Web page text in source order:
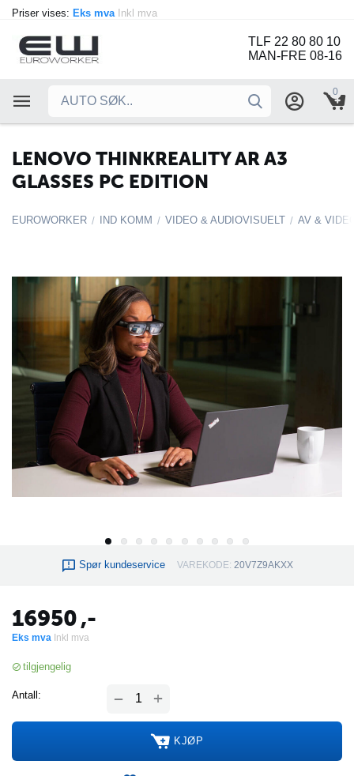
Priser vises: Eks mva Inkl mva
TLF 22 80 80 10
MAN-FRE 08-16
0
LENOVO THINKREALITY AR A3
GLASSES PC EDITION
EUROWORKER / IND KOMM / VIDEO & AUDIOVISUELT / AV &
Spør kundeservice VAREKODE: 20V7Z9AKXX
16950,-
Eks mva Inkl mva
tilgjengelig
Antall: +
−
KJØP